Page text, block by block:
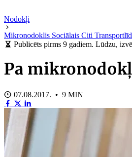
Nodokļi
Mikronodoklis Sociālais Citi
Publicēts pirms 9 gadiem. Lūdzu,
Pa
07.08.2017. • 9 MIN